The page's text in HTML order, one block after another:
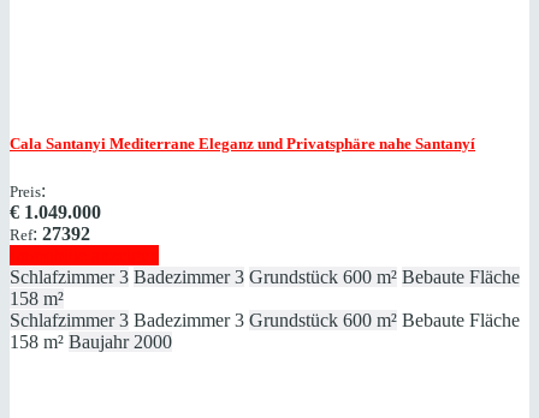
Cala Santanyi Mediterrane Eleganz und Privatsphäre nahe Santanyí
Preis:
€ 1.049.000
Ref: 27392
Schlafzimmer 3 Badezimmer 3 Grundstück 600 m² Bebaute Fläche
158 m²
Schlafzimmer 3 Badezimmer 3 Grundstück 600 m² Bebaute Fläche
158 m² Baujahr 2000